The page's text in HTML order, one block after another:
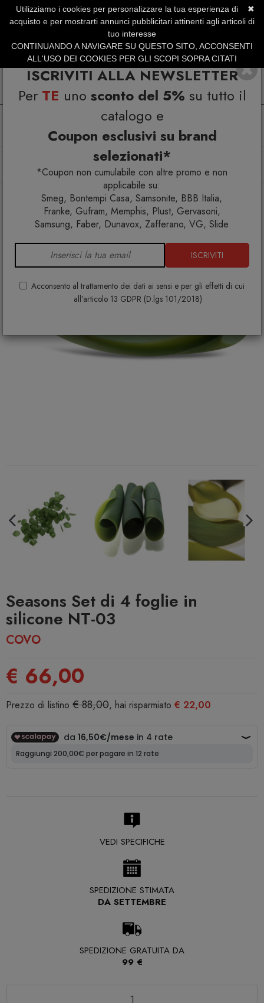
ISCRIVITI ALLA NEWSLETTER
Per TE uno sconto del 5% su tutto il
catalogo e
Coupon esclusivi su brand
selezionati*
*Coupon non cumulabile con altre promo e non
applicabile su:
Smeg, Bontempi Casa, Samsonite, BBB Italia,
Franke, Gufram, Memphis, Plust, Gervasoni,
Samsung, Faber, Dunavox, Zafferano, VG, Slide
ISCRIVITI
Acconsento al trattamento dei dati ai sensi e per gli effetti di cui
all'articolo 13 GDPR (D.lgs 101/2018)
SERVIZIO CLIENTI +39.0773.470.562
SUMMER SALES | Fino al 40% di Sconto
Home Tavola
Piatti
Seasons Set di 4 foglie in silicone NT-03
Seasons Set di 4 foglie in
silicone NT-03
COVO
€ 66,00
Prezzo di listino € 88,00, hai risparmiato € 22,00
VEDI SPECIFICHE
SPEDIZIONE STIMATA
DA SETTEMBRE
SPEDIZIONE GRATUITA DA
99 €
✖
Utilizziamo i cookies per personalizzare la tua esperienza di
acquisto e per mostrarti annunci pubblicitari attinenti agli articoli di
tuo interesse
CONTINUANDO A NAVIGARE SU QUESTO SITO, ACCONSENTI
ALL'USO DEI COOKIES PER GLI SCOPI SOPRA CITATI